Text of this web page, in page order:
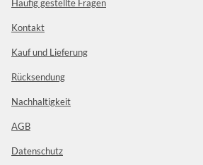
Häufig gestellte Fragen
Kontakt
Kauf und Lieferung
Rücksendung
Nachhaltigkeit
AGB
Datenschutz